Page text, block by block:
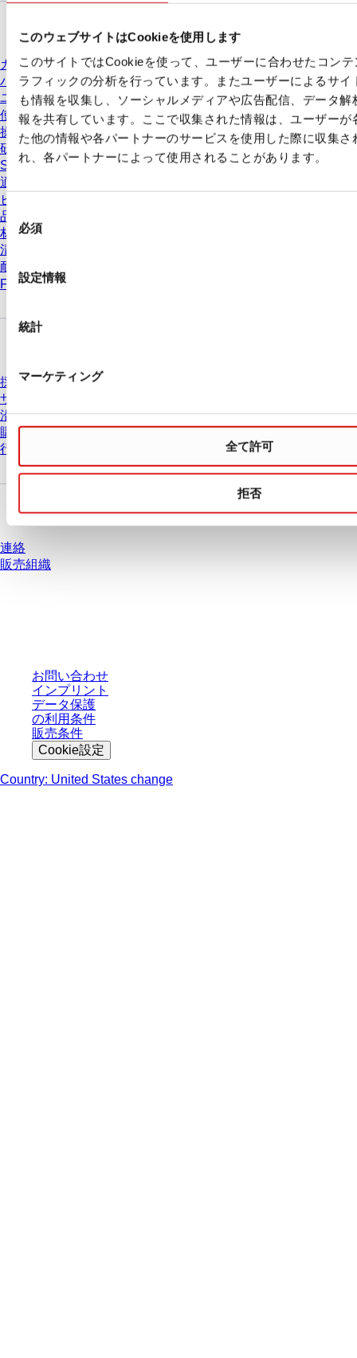
このウェブサイトはCookieを使用します
このサイトではCookieを使って、ユーザーに合わせたコン
ラフィックの分析を行っています。またユーザーによるサ
も情報を収集し、ソーシャルメディアや広告配信、データ
報を共有しています。ここで収集された情報は、ユーザーが
た他の情報や各パートナーのサービスを使用した際に収集
れ、各パートナーによって使用されることがあります。
同
意
の
選
択
必須
設定情報
統計
マーケティング
全て許可
拒否
カタログ
パンフレット
ユーザー情報
使用方法
操作手順
研究
Safety Data Sheets(SDS)
適合宣言
ビデオ
品質管理
材質特性
清浄度レベル
耐薬品性
Freezing SARSTEDT Tubes
会社とキャリア
採用情報
ザルスタットについて
沿革
購買と物流
行動原則
連絡
販売組織
お問い合わせ
インプリント
データ保護
の利用条件
販売条件
Cookie設定
Country: United States change